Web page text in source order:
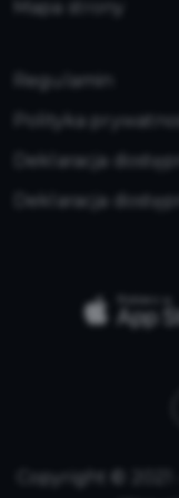
Mapa strony
Regulamin
Polityka
Deklaracja
Deklaracja
Copyright © 2021